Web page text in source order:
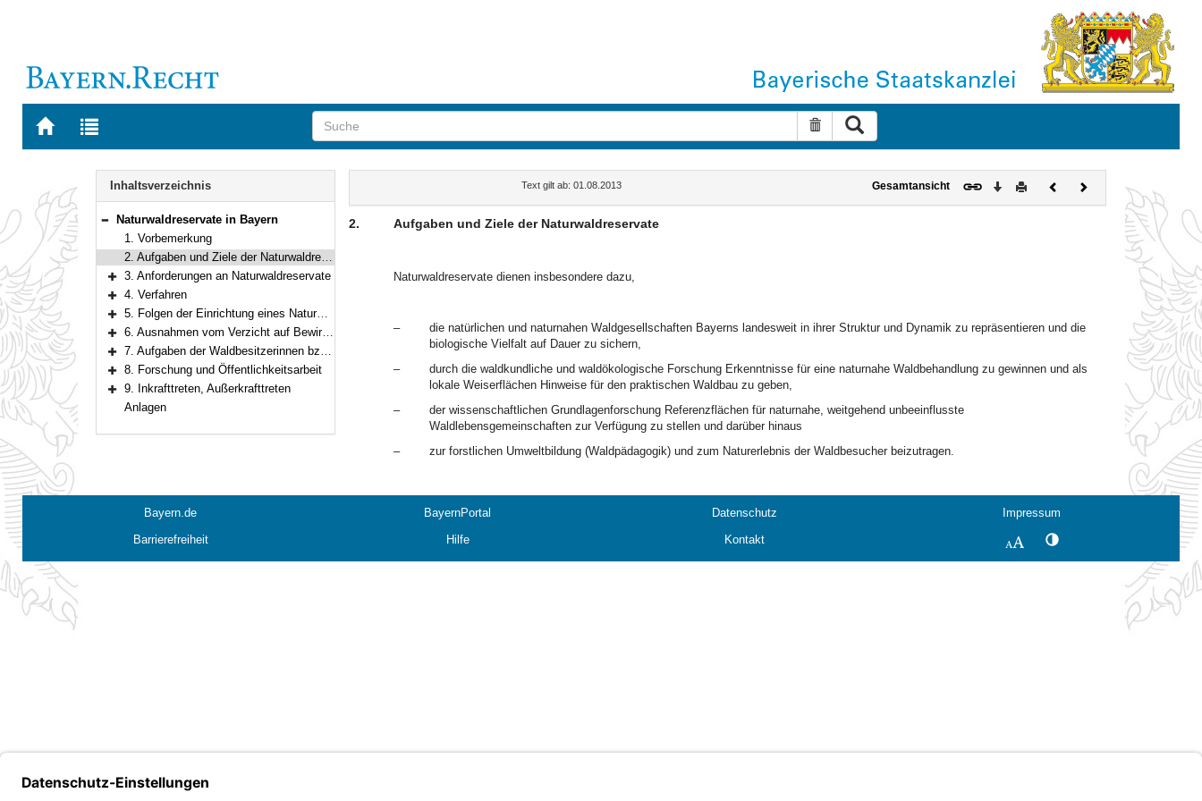
Zur
BAYERN.RECHT
Zur
letzten
Suche zurücksetzen
Navigation
Inhaltsverzeichnis
Bereich reduzieren
Naturwaldreservate in Bayern
1. Vorbemerkung
2. Aufgaben und Ziele der Naturwaldreservate
Bereich erweitern
3. Anforderungen an Naturwaldreservate
Bereich erweitern
4. Verfahren
Bereich erweitern
5. Folgen der Einrichtung eines Naturwaldreservats
Bereich erweitern
6. Ausnahmen vom Verzicht auf Bewirtschaftung und Holzentnahme
Bereich erweitern
7. Aufgaben der Waldbesitzerinnen bzw. Waldbesitzer und der Forstbehörden
Bereich erweitern
8. Forschung und Öffentlichkeitsarbeit
Bereich erweitern
9. Inkrafttreten, Außerkrafttreten
Anlagen
Text gilt ab: 01.08.2013 Gesamtansicht Download
DruckenVorherigesNächstes
Dokument
2. Aufgaben und Ziele der Naturwaldreservate
Naturwaldreservate dienen insbesondere dazu,
–
die natürlichen und naturnahen Waldgesellschaften Bayerns landesweit in ihrer Struktur und Dynamik zu repräsentieren und die
biologische Vielfalt auf Dauer zu sichern,
–
durch die waldkundliche und waldökologische Forschung Erkenntnisse für eine naturnahe Waldbehandlung zu gewinnen und als
lokale Weiserflächen Hinweise für den praktischen Waldbau zu geben,
–
der wissenschaftlichen Grundlagenforschung Referenzflächen für naturnahe, weitgehend unbeeinflusste
Waldlebensgemeinschaften zur Verfügung zu stellen und darüber hinaus
–
zur forstlichen Umweltbildung (Waldpädagogik) und zum Naturerlebnis der Waldbesucher beizutragen.
Bayern.de BayernPortal Datenschutz
Impressum
Barrierefreiheit
Hilfe Kontakt SchriftgrößeKontrastwechsel